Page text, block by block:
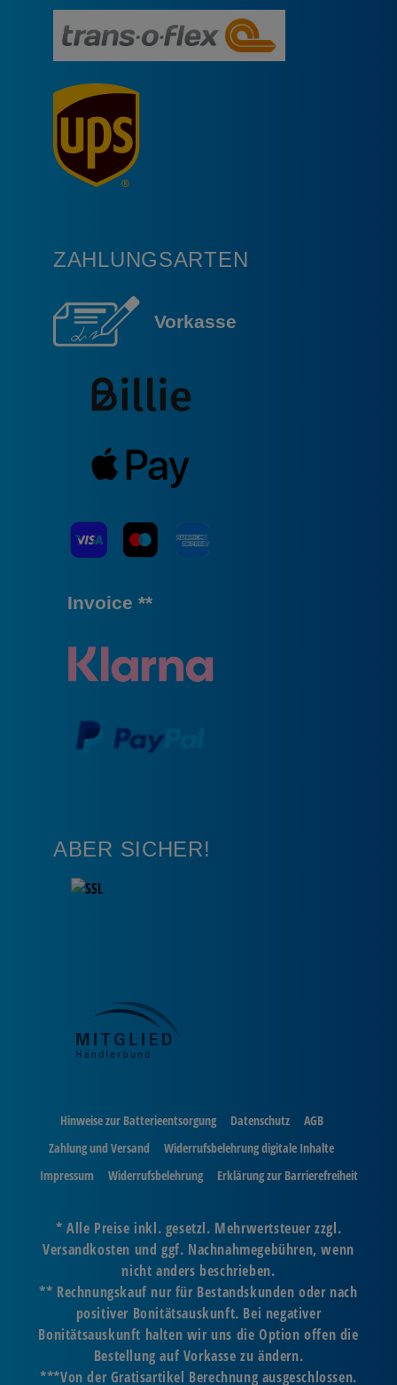
ZAHLUNGSARTEN
Vorkasse
Invoice **
ABER SICHER!
Hinweise zur Batterieentsorgung Datenschutz
AGB
Zahlung und Versand
Widerrufsbelehrung digitale Inhalte
Impressum
Widerrufsbelehrung Erklärung zur Barrierefreiheit
* Alle Preise inkl. gesetzl. Mehrwertsteuer zzgl.
Versandkosten und ggf. Nachnahmegebühren, wenn
nicht anders beschrieben.
** Rechnungskauf nur für Bestandskunden oder nach
positiver Bonitätsauskunft. Bei negativer
Bonitätsauskunft halten wir uns die Option offen die
Bestellung auf Vorkasse zu ändern.
***Von der Gratisartikel Berechnung ausgeschlossen.